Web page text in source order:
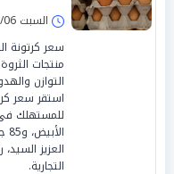
السبت 06/يونيو/2026 - 10:30 ص
سعر كرتونة
منتجات
التوازن
العزيز
التجارية.